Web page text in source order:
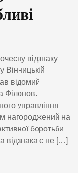
відзнаку
Вінницькій
відомий
Філонов.
управління
нагороджений на
боротьби
відзнака є не […]